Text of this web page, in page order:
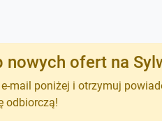
nowych ofert na
mail poniżej i otrzymuj
odbiorczą!